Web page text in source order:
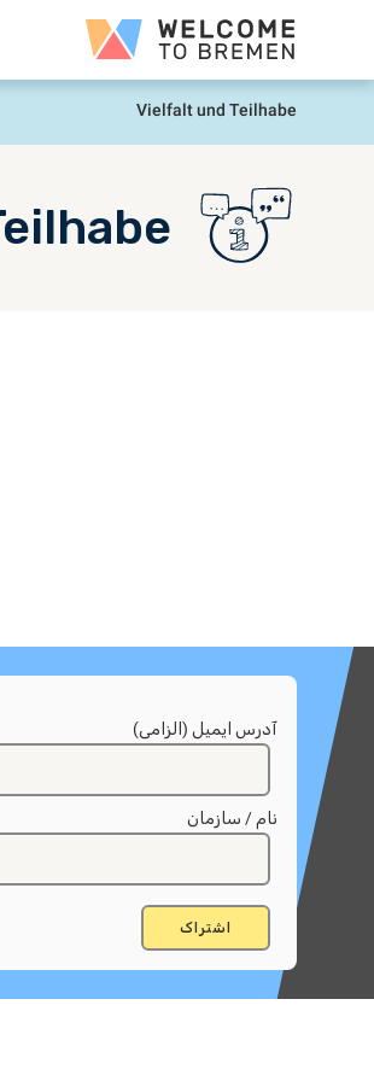
Welcome
to
Bremen
خانه
Vielfalt und Teilhabe
آدرس ایمیل (الزامی)
نام / سازمان